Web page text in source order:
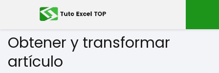
Obtener y transformar
artículo